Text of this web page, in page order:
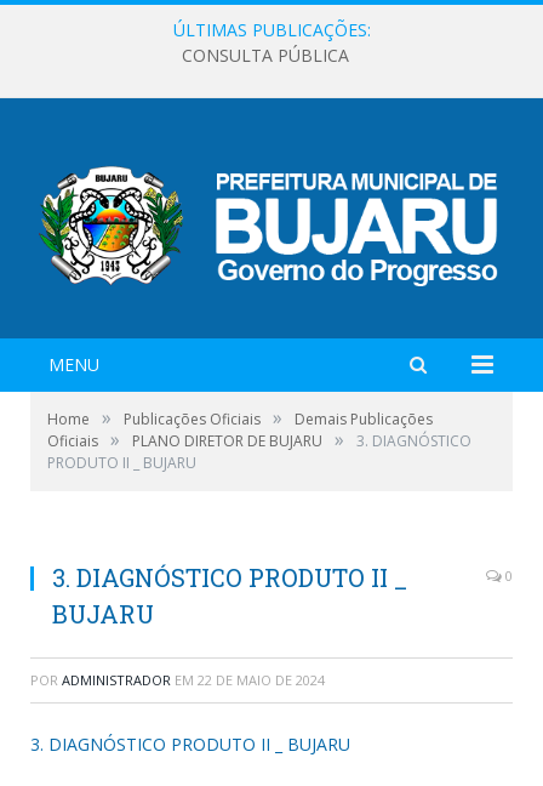
ÚLTIMAS PUBLICAÇÕES:
CONSULTA PÚBLICA
MENU
Home » Publicações Oficiais »
Demais Publicações
Oficiais » PLANO DIRETOR DE BUJARU »
3. DIAGNÓSTICO
PRODUTO II _ BUJARU
3. DIAGNÓSTICO PRODUTO II _
BUJARU
0
POR ADMINISTRADOR EM 22 DE MAIO DE 2024
3. DIAGNÓSTICO PRODUTO II _ BUJARU